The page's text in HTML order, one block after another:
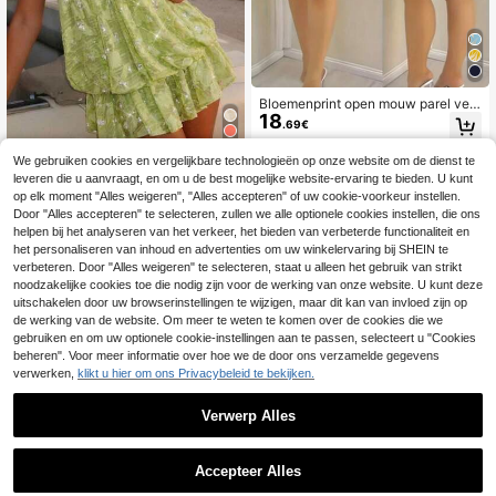
10
#TopTiers
EU Warehouse Opulessa Damesmini-
jurk met blote schouders en kralen i
n effen kleur, lente/zomer
#1 Bestseller in Planten Vrouwen Mini Jurken
39.59€ -1% 39.99€
Bloemenprint open mouw parel vers
ierde damesjurk, geschikt voor vak
antie, casual, dagelijks gebruik en d
er geel
18.69€
#Zomerjurk voor aan de kust
Sorry, dit product is uitverkocht.
Toon vergelijkbare artikelen die op voorraad zijn Zie alle
We gebruiken cookies en vergelijkbare technologieën op onze website om de dienst te
leveren die u aanvraagt, en om u de best mogelijke website-ervaring te bieden. U kunt
op elk moment "Alles weigeren", "Alles accepteren" of uw cookie-voorkeur instellen.
Door "Alles accepteren" te selecteren, zullen we alle optionele cookies instellen, die ons
helpen bij het analyseren van het verkeer, het bieden van verbeterde functionaliteit en
het personaliseren van inhoud en advertenties om uw winkelervaring bij SHEIN te
verbeteren. Door "Alles weigeren" te selecteren, staat u alleen het gebruik van strikt
noodzakelijke cookies toe die nodig zijn voor de werking van onze website. U kunt deze
uitschakelen door uw browserinstellingen te wijzigen, maar dit kan van invloed zijn op
de werking van de website. Om meer te weten te komen over de cookies die we
gebruiken en om uw optionele cookie-instellingen aan te passen, selecteert u "Cookies
beheren". Voor meer informatie over hoe we de door ons verzamelde gegevens
verwerken, klikt u hier om ons Privacybeleid te bekijken.
Verwerp Alles
Accepteer Alles